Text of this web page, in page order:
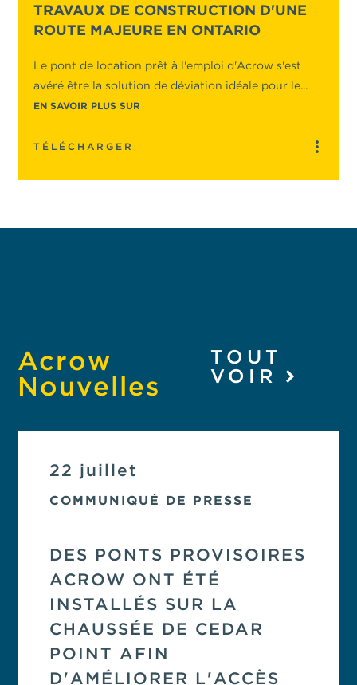
TRAVAUX DE CONSTRUCTION D'UNE
ROUTE MAJEURE EN ONTARIO
Le pont de location prêt à l'emploi d'Acrow s'est
avéré être la solution de déviation idéale pour le...
EN SAVOIR PLUS SUR
TÉLÉCHARGER
Acrow
Nouvelles
TOUT
VOIR
22 juillet
COMMUNIQUÉ DE PRESSE
DES PONTS PROVISOIRES
ACROW ONT ÉTÉ
INSTALLÉS SUR LA
CHAUSSÉE DE CEDAR
POINT AFIN
D'AMÉLIORER L'ACCÈS